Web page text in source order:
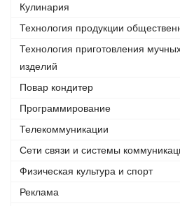
Кулинария
Технология продукции
Технология приготовления
изделий
Повар кондитер
Программирование
Телекоммуникации
Сети связи и системы
Физическая культура и спорт
Реклама